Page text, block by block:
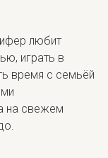
любит
играть в
время с семьёй
на свежем